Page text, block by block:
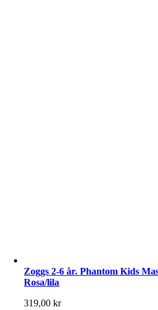
Zoggs 2-6 år. Phantom Kids
Rosa/lila
319,00kr